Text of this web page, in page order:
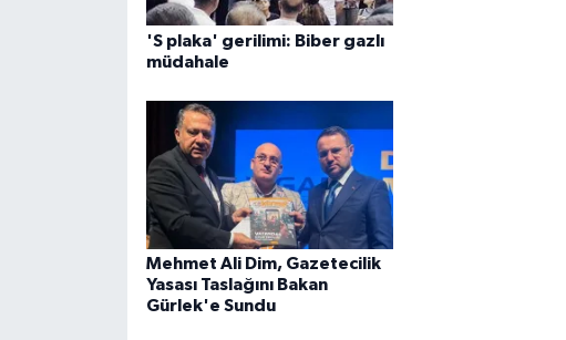
'S plaka' gerilimi: Biber gazlı
müdahale
Mehmet Ali Dim, Gazetecilik
Yasası Taslağını Bakan
Gürlek'e Sundu